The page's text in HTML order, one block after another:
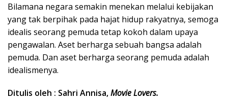
Bilamana negara semakin menekan melalui kebijakan
yang tak berpihak pada hajat hidup rakyatnya, semoga
idealis seorang pemuda tetap kokoh dalam upaya
pengawalan. Aset berharga sebuah bangsa adalah
pemuda. Dan aset berharga seorang pemuda adalah
idealismenya.
Ditulis oleh : Sahri Annisa,Movie Lovers.